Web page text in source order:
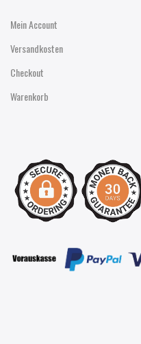
Mein Account
Versandkosten
Checkout
Warenkorb